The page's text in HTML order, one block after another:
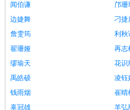
闻伯谦
邝珊
边婕舞
刁捷
詹雯筠
利秋
翟珊娅
再志
缪瑜天
花识
禹皓硕
凌钰
钱雨烟
崔晴
辜冠雄
羊弘